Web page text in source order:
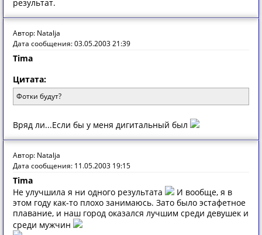
результат.
Автор: Natalja
Дата сообщения: 03.05.2003 21:39
Tima
Цитата:
Фотки будут?
Вряд ли...Если бы у меня дигитальный был
Автор: Natalja
Дата сообщения: 11.05.2003 19:15
Tima
Не улучшила я ни одного результата
И вообще, я в
этом году как-то плохо занимаюсь. Зато было эстафетное
плавание, и наш город оказался лучшим среди девушек и
среди мужчин